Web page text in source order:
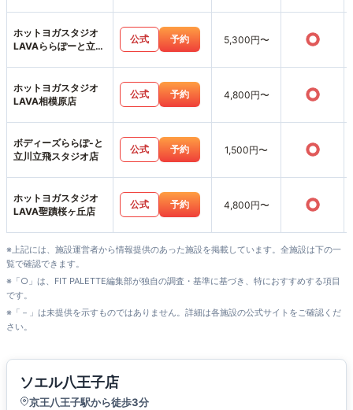
ホットヨガスタジオ
LAVAららぽーと立川
公式 予約 5,300円〜 ○
ホットヨガスタジオ
LAVA相模原店
公式 予約 4,800円〜 ○
ボディーズららぽ-と
立川立飛スタジオ店
公式 予約 1,500円〜 ○
ホットヨガスタジオ
LAVA聖蹟桜ヶ丘店
公式 予約 4,800円〜 ○
※上記には、施設運営者から情報提供のあった施設を掲載しています。全施設は下の一
覧で確認できます。
※「○」は、FIT PALETTE編集部が独自の調査・基準に基づき、特におすすめする項目
です。
※「－」は未提供を示すものではありません。詳細は各施設の公式サイトをご確認くだ
さい。
ソエル八王子店
京王八王子駅から徒歩3分